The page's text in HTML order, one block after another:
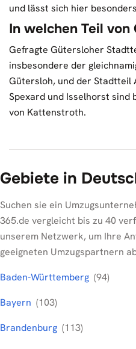
und lässt sich hier
In welchen Teil von
Gefragte Gütersloher
insbesondere der
Gütersloh, und der Stadtteil
Spexard und Isselhorst sind
von Kattenstroth.
Gebiete in
Suchen sie ein
365.de vergleicht bis zu 40
unserem Netzwerk, um Ihre
geeigneten Umzugspartnern
Baden-Württemberg (94)
Bayern (103)
Brandenburg (113)